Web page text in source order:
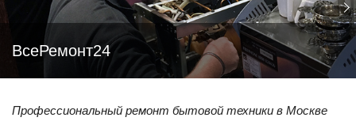
ВсеРемонт24
Профессиональный ремонт бытовой техники в Москве